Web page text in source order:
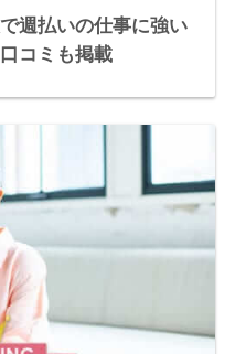
週払いの仕事に強い
コミも掲載